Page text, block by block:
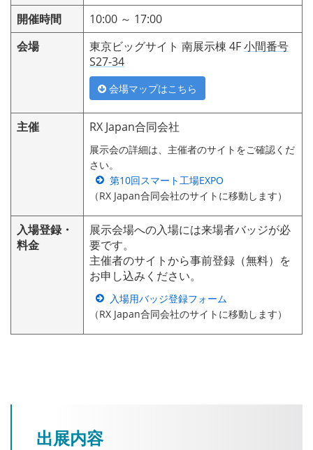
開催時間
10:00 ～ 17:00
会場
東京ビッグサイト 南展示棟 4F小間番号
S27-34
会場マップはこちら
主催 RX Japan合同会社
展示会の詳細は、主催者のサイトをご確認くだ
さい。
第10回スマート工場EXPO
（RX Japan合同会社のサイトに移動します）
入場登録・
料金
展示会場への入場には来場者バッジが必
要です。
主催者のサイトから事前登録（無料）を
お申し込みください。
入場用バッジ登録フォーム
（RX Japan合同会社のサイトに移動します）
出展内容